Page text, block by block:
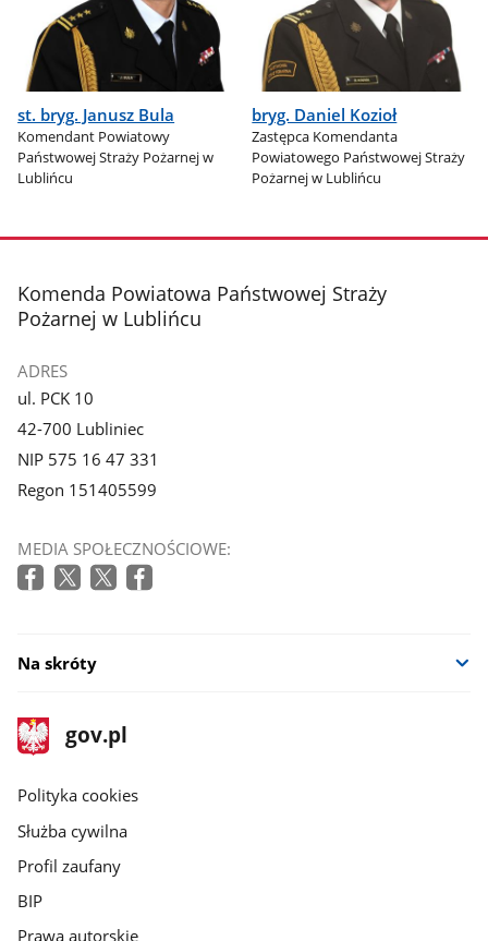
st. bryg. Janusz Bula
Komendant Powiatowy
Państwowej Straży Pożarnej w
Lublińcu
bryg. Daniel Kozioł
Zastępca Komendanta
Powiatowego Państwowej Straży
Pożarnej w Lublińcu
stopka
Komenda Powiatowa Państwowej Straży
Pożarnej w Lublińcu
ADRES
ul. PCK 10
42-700 Lubliniec
NIP 575 16 47 331
Regon 151405599
MEDIA SPOŁECZNOŚCIOWE:
Na skróty
stopka
gov.pl
Strona
gov.pl
gov.pl
Polityka cookies
Służba cywilna
Profil zaufany
BIP
Prawa autorskie